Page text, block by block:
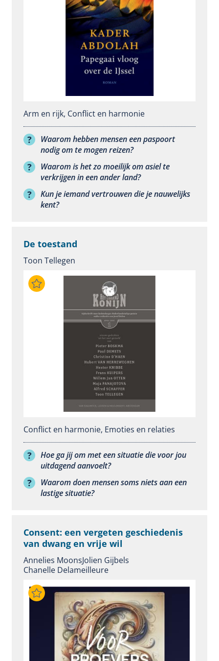
Arm en rijk, Conflict en harmonie
Waarom hebben mensen een paspoort
nodig om te mogen reizen?
Waarom is het zo moeilijk om asiel te
verkrijgen in een ander land?
Kun je iemand vertrouwen die je nauwelijks
kent?
De toestand
Toon Tellegen
Conflict en harmonie, Emoties en relaties
Hoe ga jij om met een situatie die voor jou
uitdagend aanvoelt?
Waarom doen mensen soms niets aan een
lastige situatie?
Consent: een vergeten geschiedenis
van dwang en vrije wil
Annelies MoonsJolien Gijbels
Chanelle Delameilleure